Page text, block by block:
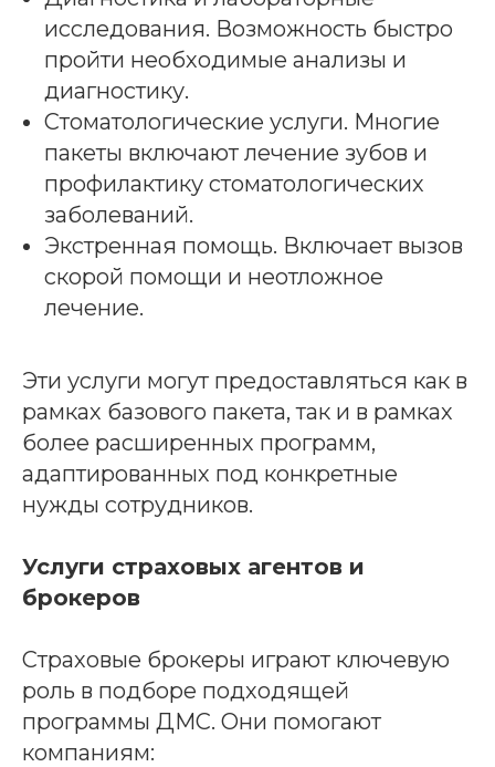
исследования. Возможность быстро
пройти необходимые анализы и
диагностику.
Стоматологические услуги. Многие
пакеты включают лечение зубов и
профилактику стоматологических
заболеваний.
Экстренная помощь. Включает вызов
скорой помощи и неотложное
лечение.
Эти услуги могут предоставляться как в
рамках базового пакета, так и в рамках
более расширенных программ,
адаптированных под конкретные
нужды сотрудников.
Услуги страховых агентов и
брокеров
Страховые брокеры играют ключевую
роль в подборе подходящей
программы ДМС. Они помогают
компаниям: